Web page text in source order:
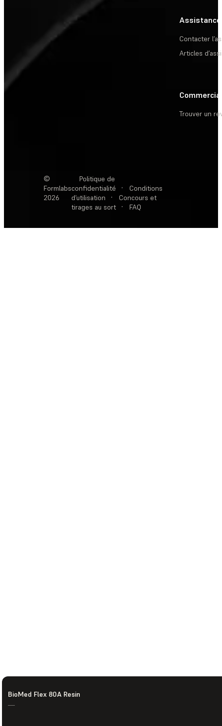
BioMed Flex 80A Resin
—
Assistance
Contacter
Articles
Commercial
Trouver un
©
Formlabs
2026
Politique de
confidentialité
·
Conditions
d’utilisation
·
Concours et
tirages au sort
· FAQ